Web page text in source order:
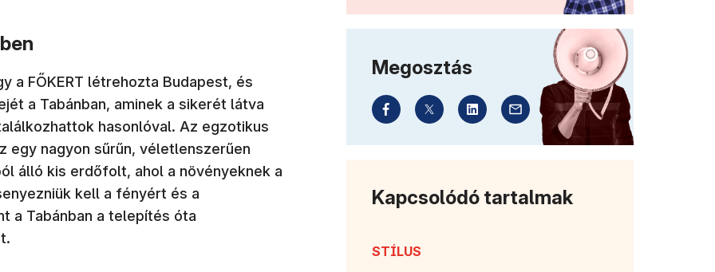
a FŐKERT létrehozta Budapest, és
a Tabánban, aminek a sikerét látva
hasonlóval. Az egzotikus
egy nagyon sűrűn, véletlenszerűen
álló kis erdőfolt, ahol a növényeknek a
kell a fényért és a
a Tabánban a telepítés óta
Megosztás
Kapcsolódó tartalmak
STÍLUS